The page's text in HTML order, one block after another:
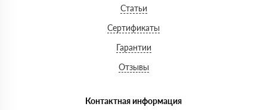
Статьи
Сертификаты
Гарантии
Отзывы
Контактная информация